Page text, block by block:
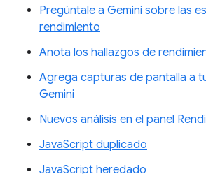
Pregúntale a Gemini sobre las
rendimiento
Anota los hallazgos de
Agrega capturas de pantalla a
Gemini
Nuevos análisis en el panel
JavaScript duplicado
JavaScript heredado